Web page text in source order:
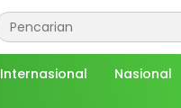
Internasional Nasional